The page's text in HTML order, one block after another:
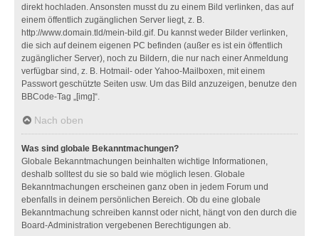
direkt hochladen. Ansonsten musst du zu einem Bild verlinken, das auf
einem öffentlich zugänglichen Server liegt, z. B.
http://www.domain.tld/mein-bild.gif. Du kannst weder Bilder verlinken,
die sich auf deinem eigenen PC befinden (außer es ist ein öffentlich
zugänglicher Server), noch zu Bildern, die nur nach einer Anmeldung
verfügbar sind, z. B. Hotmail- oder Yahoo-Mailboxen, mit einem
Passwort geschützte Seiten usw. Um das Bild anzuzeigen, benutze den
BBCode-Tag „[img]“.
Nach oben
Was sind globale Bekanntmachungen?
Globale Bekanntmachungen beinhalten wichtige Informationen,
deshalb solltest du sie so bald wie möglich lesen. Globale
Bekanntmachungen erscheinen ganz oben in jedem Forum und
ebenfalls in deinem persönlichen Bereich. Ob du eine globale
Bekanntmachung schreiben kannst oder nicht, hängt von den durch die
Board-Administration vergebenen Berechtigungen ab.